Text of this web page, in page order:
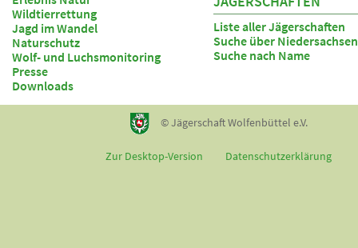
Wildtierrettung
Jagd im Wandel
Naturschutz
Wolf- und Luchsmonitoring
Presse
Downloads
Liste aller Jägerschaften
Suche über
Suche nach Name
© Jägerschaft Wolfenbüttel e.V.
Zur Desktop-Version Datenschutzerklärung